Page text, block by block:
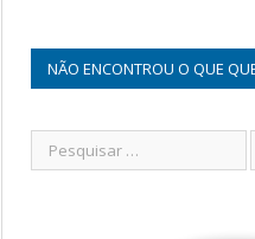
NÃO ENCONTROU O QUE